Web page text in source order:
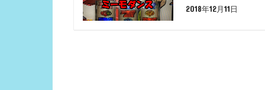
2018年12月11日